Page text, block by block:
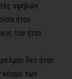
υψηλών
ήταν
του ήταν
δεν ήταν
κόσμο των